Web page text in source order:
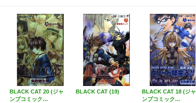
BLACK CAT 20 (ジャ
ンプコミック…
BLACK CAT (19)
BLACK CAT 18 (ジャ
ンプコミック…